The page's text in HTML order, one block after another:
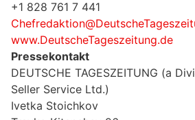
+1 828 761 7 441
www.DeutscheTageszeitung.de
Pressekontakt
DEUTSCHE TAGESZEITUNG (a
Seller Service Ltd.)
Ivetka Stoichkov